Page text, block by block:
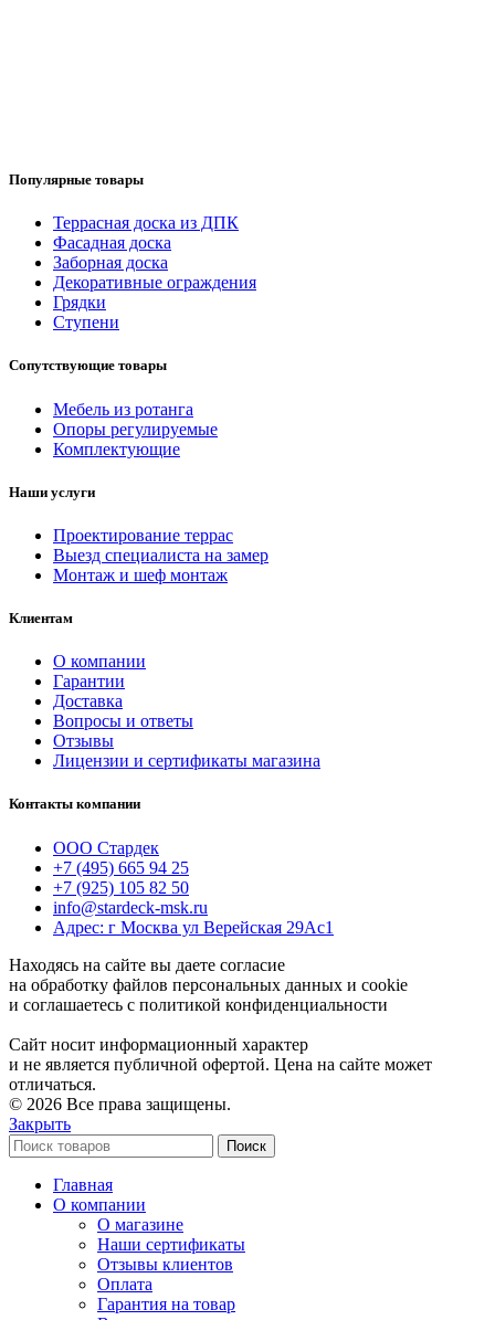
Популярные товары
Террасная доска из ДПК
Фасадная доска
Заборная доска
Декоративные ограждения
Грядки
Ступени
Сопутствующие товары
Мебель из ротанга
Опоры регулируемые
Комплектующие
Наши услуги
Проектирование террас
Выезд специалиста на замер
Монтаж и шеф монтаж
Клиентам
О компании
Гарантии
Доставка
Вопросы и ответы
Отзывы
Лицензии и сертификаты магазина
Контакты компании
ООО Стардек
+7 (495) 665 94 25
+7 (925) 105 82 50
info@stardeck-msk.ru
Адрес: г Москва ул Верейская 29Ас1
Находясь на сайте вы даете согласие
на обработку файлов персональных данных и cookie
и соглашаетесь с политикой конфиденциальности
Сайт носит информационный характер
и не является публичной офертой. Цена на сайте может
отличаться.
© 2026 Все права защищены.
Закрыть
Поиск
Главная
О компании
О магазине
Наши сертификаты
Отзывы клиентов
Оплата
Гарантия на товар